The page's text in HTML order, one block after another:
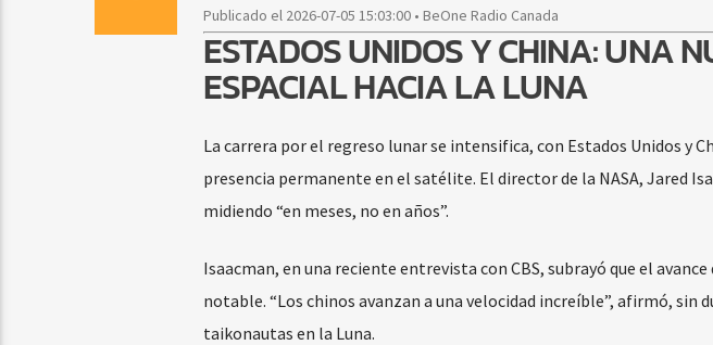
Publicado el 2026-07-05 15:03:00 • BeOne Radio Canada
ESTADOS UNIDOS Y CHINA: UNA
ESPACIAL HACIA LA LUNA
La carrera por el regreso lunar se intensifica, con Estados Unidos y
presencia permanente en el satélite. El director de la NASA, Jared
midiendo “en meses, no en años”.
Isaacman, en una reciente entrevista con CBS, subrayó que el
notable. “Los chinos avanzan a una velocidad increíble”, afirmó, sin
taikonautas en la Luna.